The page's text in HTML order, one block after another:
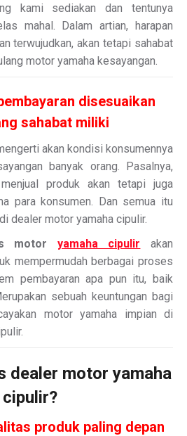
kami sediakan dan tentunya
mahal. Dalam artian, harapan
terwujudkan, akan tetapi sahabat
motor yamaha kesayangan.
disesuaikan
sahabat miliki
akan kondisi konsumennya
banyak orang. Pasalnya,
produk akan tetapi juga
para konsumen. Dan semua itu
dealer motor yamaha cipulir.
motor yamaha cipulir akan
mempermudah berbagai proses
pembayaran apa pun itu, baik
sebuah keuntungan bagi
motor yamaha impian di
dealer motor yamaha
cipulir?
produk paling depan